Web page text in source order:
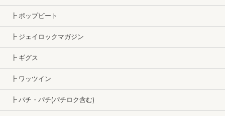
┣ ポップビート
┣ ジェイロックマガジン
┣ ギグス
┣ ワッツイン
┣ パチ・パチ(パチロク含む)